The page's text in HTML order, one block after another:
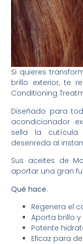
Si quieres
brillo exterior, te
Conditioning
Diseñado para
acondicionador
sella la
desenreda al
Sus aceites de
aportar una gran
Qué hace:
Regenera el
Aporta brillo
Potente
Eficaz para